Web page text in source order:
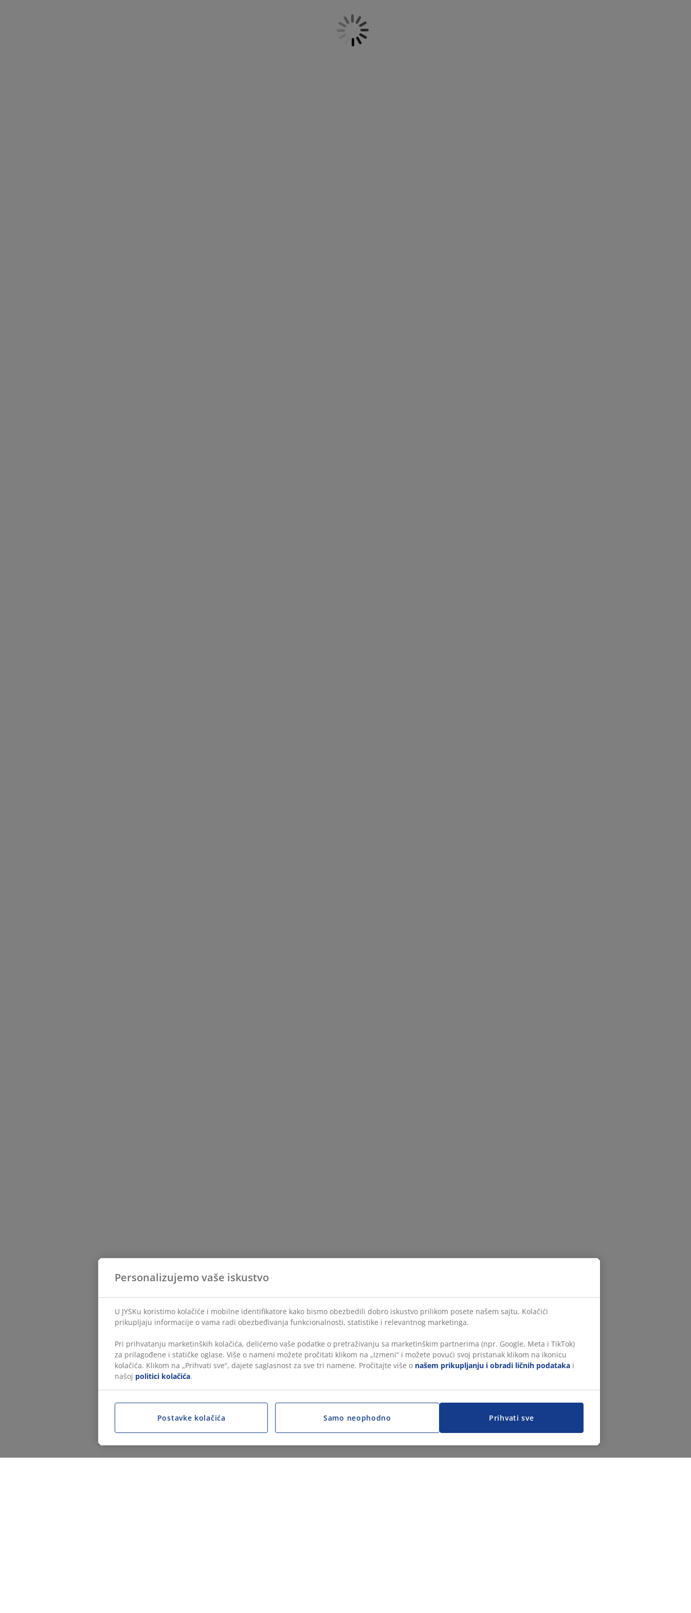
Personalizujemo vaše iskustvo
U JYSKu koristimo kolačiće i mobilne identifikatore kako bismo obezbedili dobro iskustvo prilikom posete našem sajtu. Kolačići
prikupljaju informacije o vama radi obezbeđivanja funkcionalnosti, statistike i relevantnog marketinga.
Pri prihvatanju marketinških kolačića, delićemo vaše podatke o pretraživanju sa marketinškim partnerima (npr. Google, Meta i TikTok)
za prilagođene i statičke oglase. Više o nameni možete pročitati klikom na „Izmeni“ i možete povući svoj pristanak klikom na ikonicu
kolačića. Klikom na „Prihvati sve“, dajete saglasnost za sve tri namene. Pročitajte više o našem prikupljanju i obradi ličnih podataka i
našoj politici kolačića.
Prihvati sve
Postavke kolačića Samo neophodno